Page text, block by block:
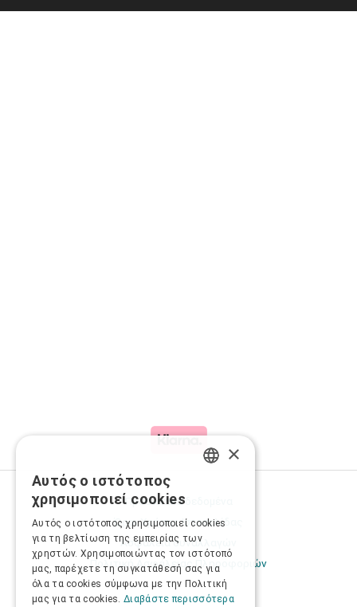
Προσωπικά δεδομένα
Όροι Χρήσης Ιστοσελίδας
Ασφάλεια συναλλαγών
Πολιτική Ασφάλειας Πληροφοριών
×
Αυτός ο ιστότοπος
χρησιμοποιεί cookies
Αυτός ο ιστότοπος χρησιμοποιεί cookies
για τη βελτίωση της εμπειρίας των
χρηστών. Χρησιμοποιώντας τον ιστότοπό
μας, παρέχετε τη συγκατάθεσή σας για
όλα τα cookies σύμφωνα με την Πολιτική
μας για τα cookies. Διαβάστε περισσότερα